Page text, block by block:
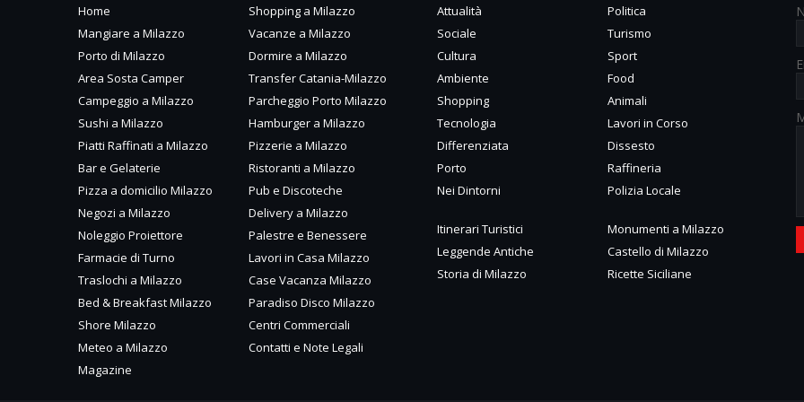
Home
Shopping a Milazzo
Mangiare a Milazzo
Vacanze a Milazzo
Porto di Milazzo
Dormire a Milazzo
Area Sosta Camper
Transfer Catania-Milazzo
Campeggio a Milazzo
Parcheggio Porto Milazzo
Sushi a Milazzo
Hamburger a Milazzo
Piatti Raffinati a Milazzo
Pizzerie a Milazzo
Bar e Gelaterie
Ristoranti a Milazzo
Pizza a domicilio Milazzo
Pub e Discoteche
Negozi a Milazzo
Delivery a Milazzo
Noleggio Proiettore
Palestre e Benessere
Farmacie di Turno
Lavori in Casa Milazzo
Traslochi a Milazzo
Case Vacanza Milazzo
Bed & Breakfast Milazzo
Paradiso Disco Milazzo
Shore Milazzo
Centri Commerciali
Meteo a Milazzo
Contatti e Note Legali
Magazine
Attualità
Politica
Sociale
Turismo
Cultura
Sport
Ambiente
Food
Shopping
Animali
Tecnologia
Lavori in Corso
Differenziata
Dissesto
Porto
Raffineria
Nei Dintorni
Polizia Locale
Itinerari Turistici
Monumenti a Milazzo
Leggende Antiche
Castello di Milazzo
Storia di Milazzo
Ricette Siciliane